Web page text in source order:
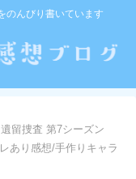
のんびり書いています
遺留捜査 第7シーズン
あり感想/手作りキャラ